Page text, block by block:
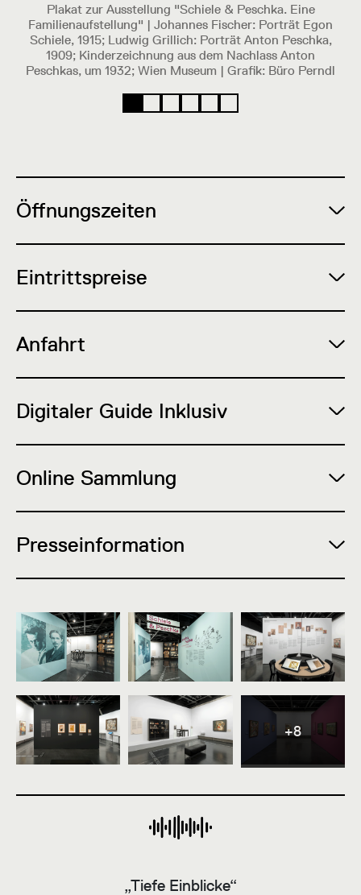
Plakat zur Ausstellung "Schiele & Peschka. Eine
Familienaufstellung" | Johannes Fischer: Porträt Egon
Schiele, 1915; Ludwig Grillich: Porträt Anton Peschka,
1909; Kinderzeichnung aus dem Nachlass Anton
Peschkas, um 1932; Wien Museum | Grafik: Büro Perndl
Öffnungszeiten
Eintrittspreise
Anfahrt
Digitaler Guide Inklusiv
Online Sammlung
Presseinformation
+8
„Tiefe Einblicke“